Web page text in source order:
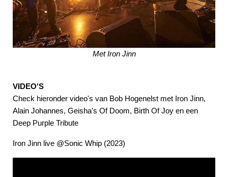
Met Iron Jinn
VIDEO'S
Check hieronder video's van Bob Hogenelst met Iron Jinn,
Alain Johannes, Geisha's Of Doom, Birth Of Joy en een
Deep Purple Tribute
Iron Jinn live @Sonic Whip (2023)